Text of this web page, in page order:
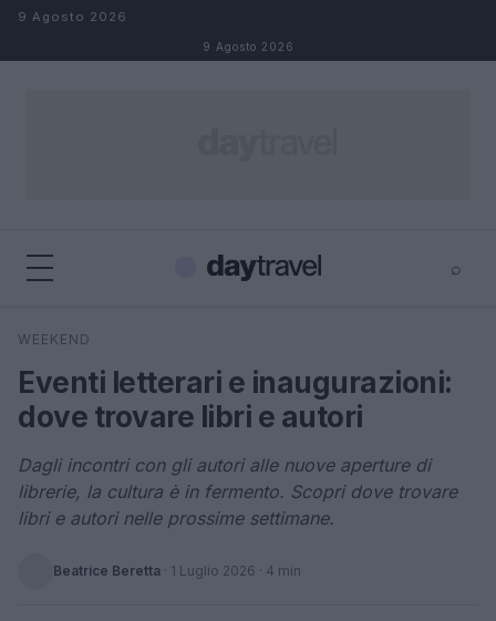
Salta al contenuto
9 Agosto 2026
9 Agosto 2026
⌕
Cerca
WEEKEND
Eventi letterari e inaugurazioni:
dove trovare libri e autori
Dagli incontri con gli autori alle nuove aperture di
librerie, la cultura è in fermento. Scopri dove trovare
libri e autori nelle prossime settimane.
Beatrice Beretta · 1 Luglio 2026 · 4 min